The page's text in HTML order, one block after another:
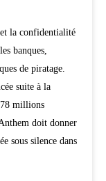
la confidentialité
banques,
de piratage.
suite à la
78 millions
doit donner
sous silence dans